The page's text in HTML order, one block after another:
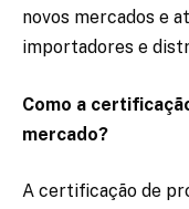
novos mercados e
importadores e
Como a
mercado?
A certificação de